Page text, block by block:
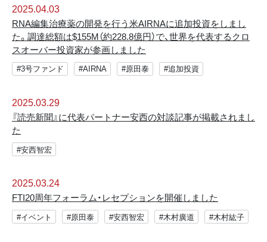
2025.04.03
RNA編集治療薬の開発を行う米AIRNAに追加投資をしまし
た。調達総額は$155M（約228.8億円）で、世界を代表するクロ
スオーバー投資家が参画しました
#3号ファンド #AIRNA #原田泰 #追加投資
2025.03.29
『読売新聞』に代表パートナー安西の対談記事が掲載されまし
た
#安西智宏
2025.03.24
FTI20周年フォーラム・レセプションを開催しました
#イベント #原田泰 #安西智宏 #木村廣道 #木村紘子